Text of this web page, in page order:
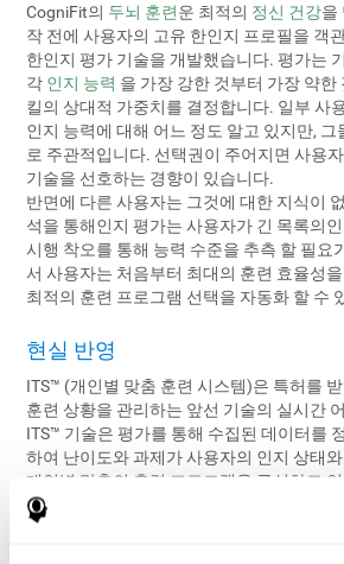
CogniFit의 두뇌 훈련운 최적의 정신 건강을
작 전에 사용자의 고유 한인지 프로필을 객
한인지 평가 기술을 개발했습니다. 평가는
각 인지 능력 을 가장 강한 것부터 가장 약한
킬의 상대적 가중치를 결정합니다. 일부 사
인지 능력에 대해 어느 정도 알고 있지만, 그
로 주관적입니다. 선택권이 주어지면 사용
기술을 선호하는 경향이 있습니다.
반면에 다른 사용자는 그것에 대한 지식이
석을 통해인지 평가는 사용자가 긴 목록의
시행 착오를 통해 능력 수준을 추측 할 필요
서 사용자는 처음부터 최대의 훈련 효율성
최적의 훈련 프로그램 선택을 자동화 할 수
현실 반영
ITS™ (개인별 맞춤 훈련 시스템)은 특허를
훈련 상황을 관리하는 앞선 기술의 실시간
ITS™ 기술은 평가를 통해 수집된 데이터를
하여 난이도와 과제가 사용자의 인지 상태
개인별 맞춤의 훈련 프로그램을 구성하고
다. 계속하여, ITS™ 는 사용자의 진행사항을
고 실시간으로 과제를 조절함으로써 최고